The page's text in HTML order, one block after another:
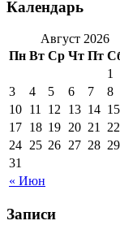
Календарь
Август 2026
Пн Вт Ср Чт Пт
« Июн
1
3
4 5 6 7 8
10 11 12 13 14 15
17 18 19 20 21 22
24 25 26 27 28 29
31
Записи